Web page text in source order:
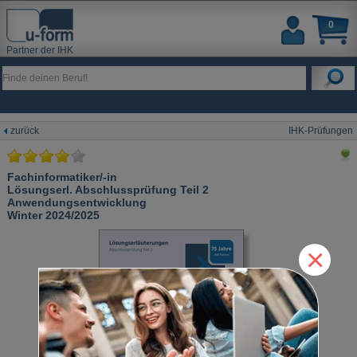
Partner der IHK
0
zurück IHK-Prüfungen
Fachinformatiker/-in
Lösungserl. Abschlussprüfung Teil 2
Anwendungsentwicklung
Winter 2024/2025
×